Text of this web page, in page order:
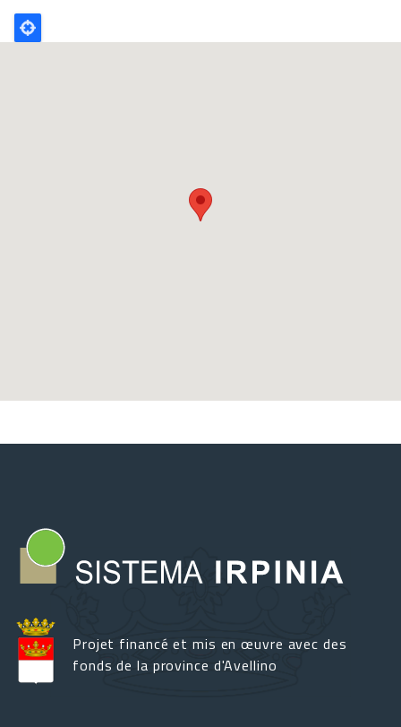
Projet financé et mis en œuvre avec des
fonds de la province d'Avellino